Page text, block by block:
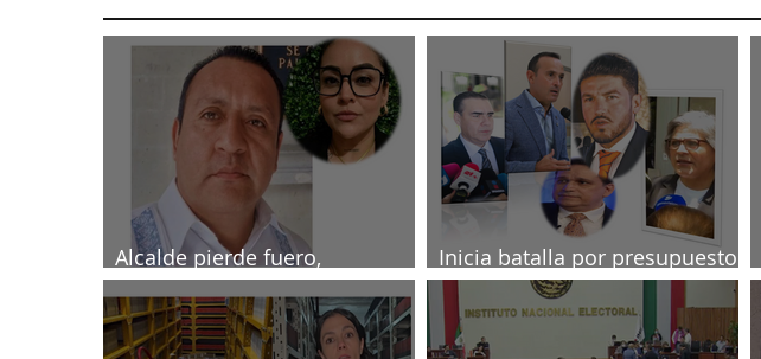
Alcalde pierde fuero,
investigado por muerte de
periodista
Inicia batalla por presupuesto
2027